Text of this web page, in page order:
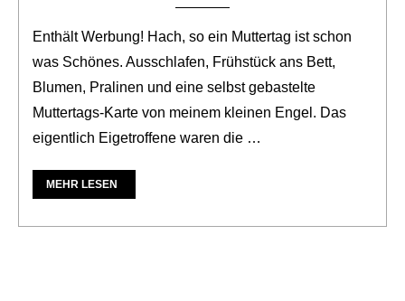
Enthält Werbung! Hach, so ein Muttertag ist schon
was Schönes. Ausschlafen, Frühstück ans Bett,
Blumen, Pralinen und eine selbst gebastelte
Muttertags-Karte von meinem kleinen Engel. Das
eigentlich Eigetroffene waren die …
MEHR LESEN